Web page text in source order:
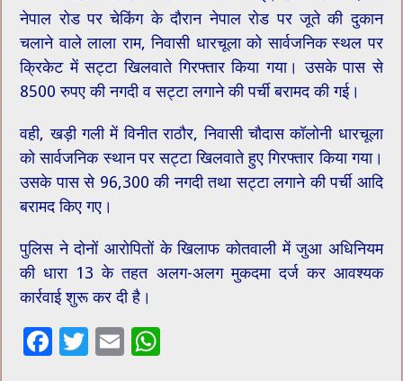
नेपाल रोड पर चेकिंग के दौरान नेपाल रोड पर जूते की दुकान
चलाने वाले लाला राम, निवासी धारचूला को सार्वजनिक स्थल पर
क्रिकेट में सट्टा खिलवाते गिरफ्तार किया गया। उसके पास से
8500 रुपए की नगदी व सट्टा लगाने की पर्ची बरामद की गई।
वही, खड़ी गली में विनीत राठौर, निवासी चौदास कॉलोनी धारचूला
को सार्वजनिक स्थान पर सट्टा खिलवाते हुए गिरफ्तार किया गया।
उसके पास से 96,300 की नगदी तथा सट्टा लगाने की पर्ची आदि
बरामद किए गए।
पुलिस ने दोनों आरोपितों के खिलाफ कोतवाली में जुआ अधिनियम
की धारा 13 के तहत अलग-अलग मुकदमा दर्ज कर आवश्यक
कार्रवाई शुरू कर दी है।
F
T
E